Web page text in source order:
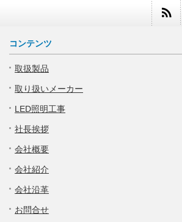
コンテンツ
取扱製品
取り扱いメーカー
LED照明工事
社長挨拶
会社概要
会社紹介
会社沿革
お問合せ